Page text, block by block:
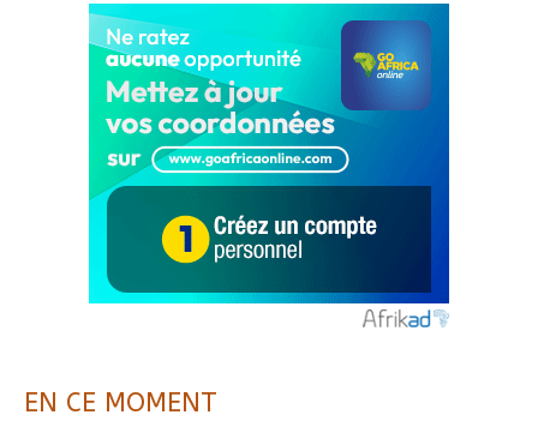
EN CE MOMENT